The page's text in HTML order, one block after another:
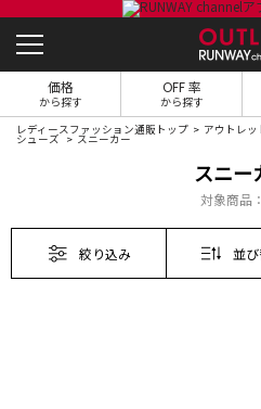
価格
から探す
OFF 率
から探す
レディースファッション通販トップ アウトレ
シューズ スニーカー
スニー
対象商品：
絞り込み 並び